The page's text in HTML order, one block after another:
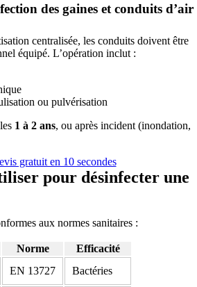
des gaines et conduits d’air
centralisée, les conduits doivent être
équipé. L’opération inclut :
ou pulvérisation
1 à 2 ans, ou après incident (inondation,
gratuit en 10 secondes
pour désinfecter une
aux normes sanitaires :
Norme
Efficacité
EN 13727 Bactéries